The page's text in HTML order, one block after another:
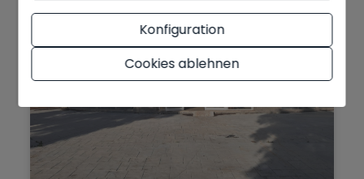
Konfiguration
Cookies ablehnen